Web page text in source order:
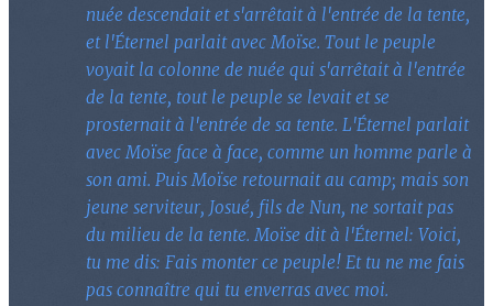
nuée descendait et s'arrêtait à l'entrée de la tente,
et l'Éternel parlait avec Moïse. Tout le peuple
voyait la colonne de nuée qui s'arrêtait à l'entrée
de la tente, tout le peuple se levait et se
prosternait à l'entrée de sa tente. L'Éternel parlait
avec Moïse face à face, comme un homme parle à
son ami. Puis Moïse retournait au camp; mais son
jeune serviteur, Josué, fils de Nun, ne sortait pas
du milieu de la tente. Moïse dit à l'Éternel: Voici,
tu me dis: Fais monter ce peuple! Et tu ne me fais
pas connaître qui tu enverras avec moi.